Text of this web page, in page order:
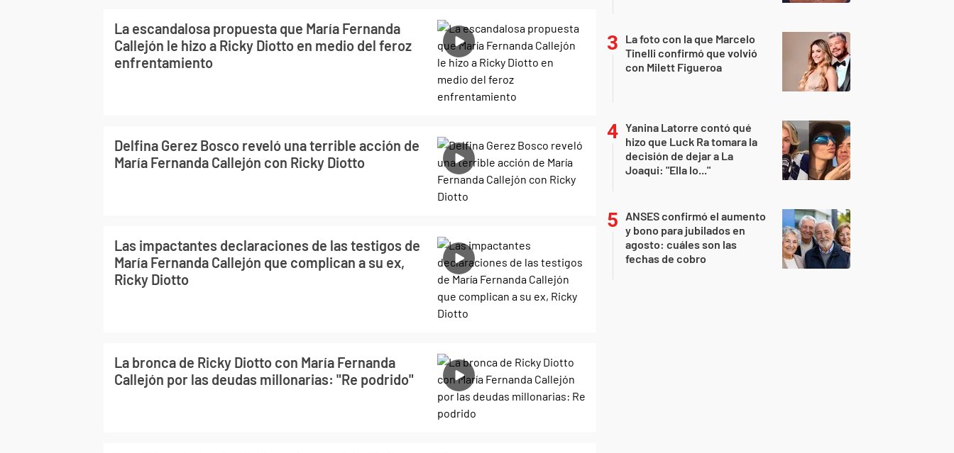
La escandalosa propuesta que María Fernanda
Callejón le hizo a Ricky Diotto en medio del feroz
enfrentamiento
Delfina Gerez Bosco reveló una terrible acción de
María Fernanda Callejón con Ricky Diotto
Las impactantes declaraciones de las testigos de
María Fernanda Callejón que complican a su ex,
Ricky Diotto
La bronca de Ricky Diotto con María Fernanda
Callejón por las deudas millonarias: "Re podrido"
La foto con la que Marcelo
Tinelli confirmó que volvió
con Milett Figueroa
Yanina Latorre contó qué
hizo que Luck Ra tomara la
decisión de dejar a La
Joaqui: "Ella lo..."
ANSES confirmó el aumento
y bono para jubilados en
agosto: cuáles son las
fechas de cobro